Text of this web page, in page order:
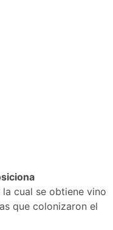
cual se obtiene vino
que colonizaron el